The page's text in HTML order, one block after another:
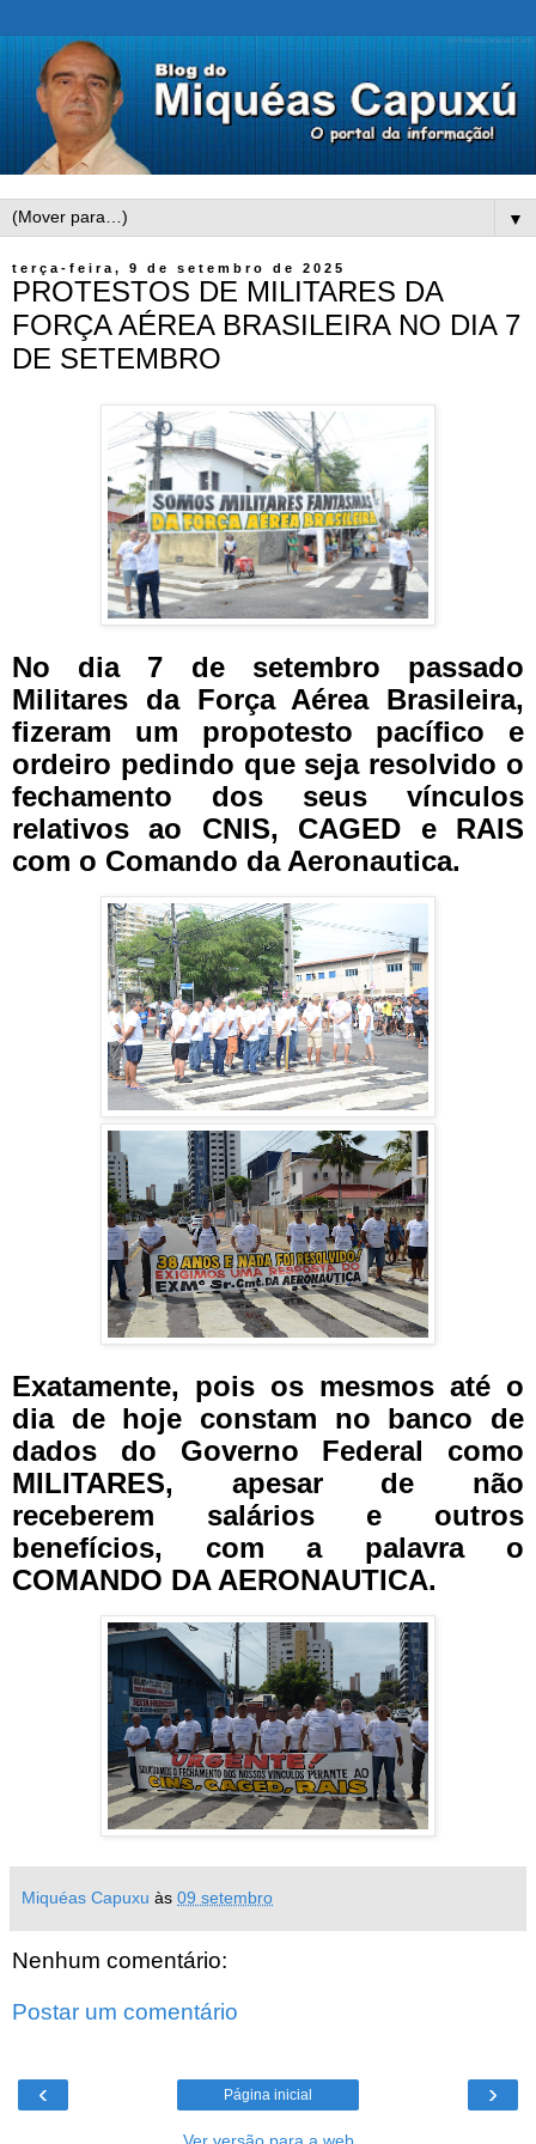
▼
terça-feira, 9 de setembro de 2025
PROTESTOS DE MILITARES DA
FORÇA AÉREA BRASILEIRA NO DIA 7
DE SETEMBRO
No dia 7 de setembro passado
Militares da Força Aérea Brasileira,
fizeram um propotesto pacífico e
ordeiro pedindo que seja resolvido o
fechamento dos seus vínculos
relativos ao CNIS, CAGED e RAIS
com o Comando da Aeronautica.
Exatamente, pois os mesmos até o
dia de hoje constam no banco de
dados do Governo Federal como
MILITARES, apesar de não
receberem salários e outros
benefícios, com a palavra o
COMANDO DA AERONAUTICA.
Miquéas Capuxu às 09 setembro
Nenhum comentário:
Postar um comentário
‹ ›
Página inicial
Ver versão para a web